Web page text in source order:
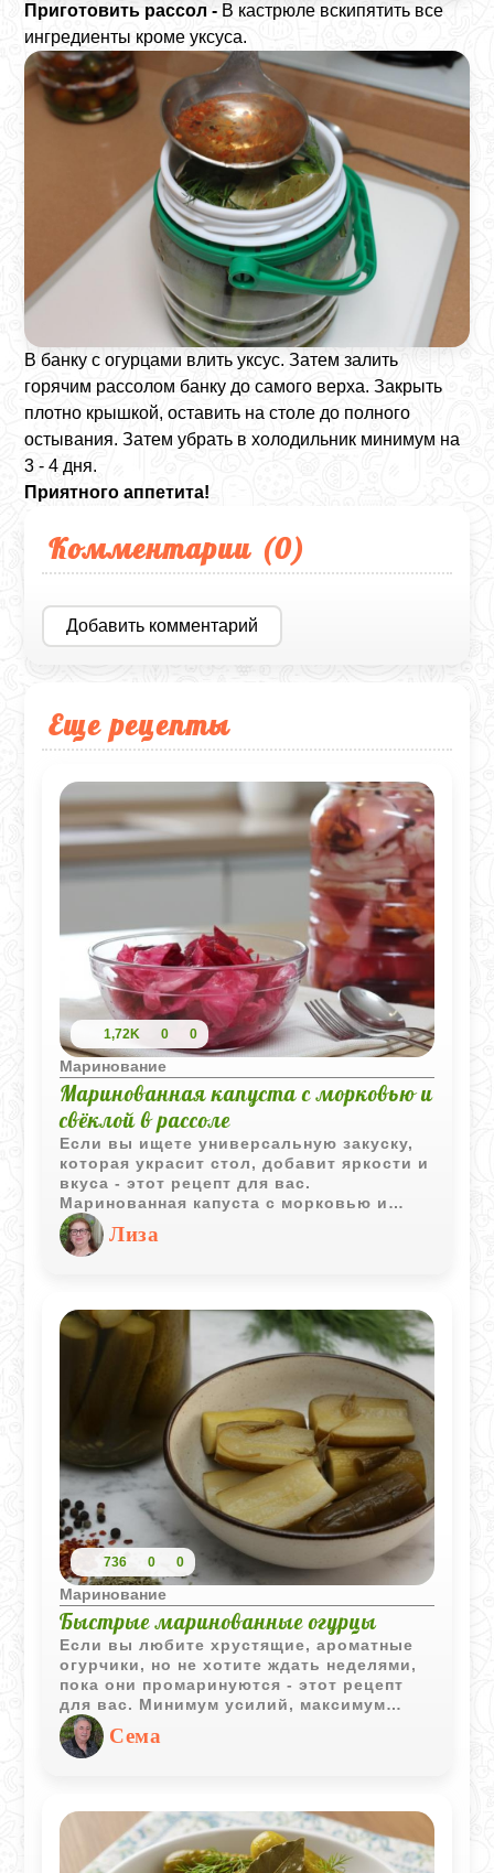
Приготовить рассол - В кастрюле вскипятить все
ингредиенты кроме уксуса.
В банку с огурцами влить уксус. Затем залить
горячим рассолом банку до самого верха. Закрыть
плотно крышкой, оставить на столе до полного
остывания. Затем убрать в холодильник минимум на
3 - 4 дня.
Приятного аппетита!
Комментарии (0)
Добавить комментарий
Еще рецепты
1,72K 0 0
Маринование
Маринованная капуста с морковью и
свёклой в рассоле
Если вы ищете универсальную закуску,
которая украсит стол, добавит яркости и
вкуса - этот рецепт для вас.
Маринованная капуста с морковью и
свёклой получается хрустящей,
ароматной и насыщенной. Её легко
приготовить дома, а результат порадует
Лиза
736 0 0
Маринование
Быстрые маринованные огурцы
Если вы любите хрустящие, ароматные
огурчики, но не хотите ждать неделями,
пока они промаринуются - этот рецепт
для вас. Минимум усилий, максимум
вкуса - уже на следующий день вы
сможете наслаждаться домашними
маринованными огурцами, которые
Сема